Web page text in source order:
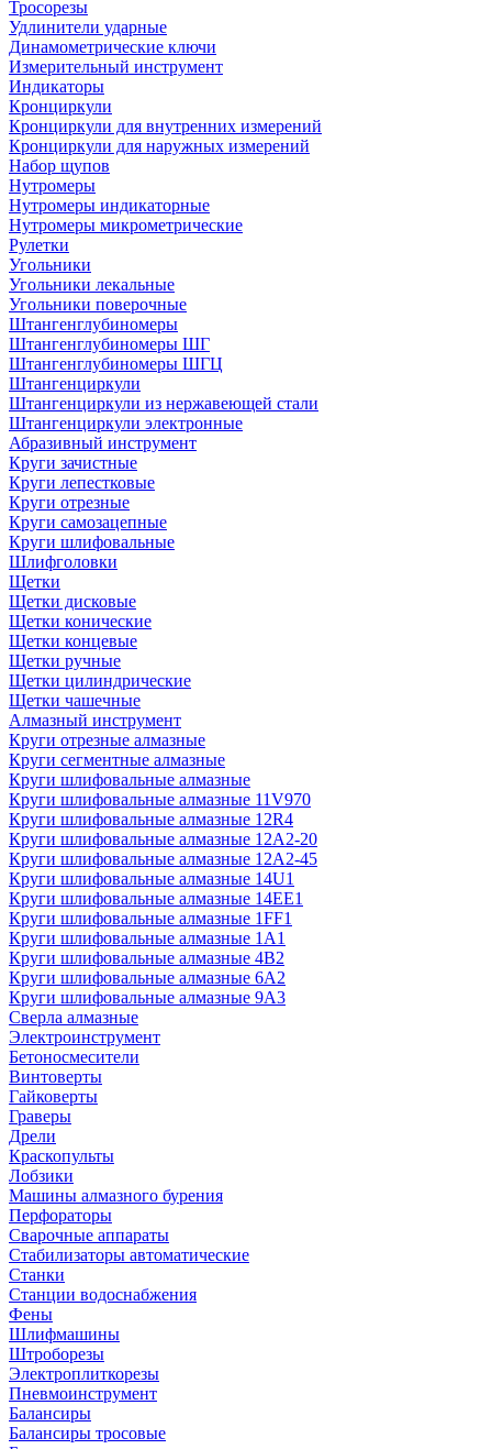
Тросорезы
Удлинители ударные
Динамометрические ключи
Измерительный инструмент
Индикаторы
Кронциркули
Кронциркули для внутренних измерений
Кронциркули для наружных измерений
Набор щупов
Нутромеры
Нутромеры индикаторные
Нутромеры микрометрические
Рулетки
Угольники
Угольники лекальные
Угольники поверочные
Штангенглубиномеры
Штангенглубиномеры ШГ
Штангенглубиномеры ШГЦ
Штангенциркули
Штангенциркули из нержавеющей стали
Штангенциркули электронные
Абразивный инструмент
Круги зачистные
Круги лепестковые
Круги отрезные
Круги самозацепные
Круги шлифовальные
Шлифголовки
Щетки
Щетки дисковые
Щетки конические
Щетки концевые
Щетки ручные
Щетки цилиндрические
Щетки чашечные
Алмазный инструмент
Круги отрезные алмазные
Круги сегментные алмазные
Круги шлифовальные алмазные
Круги шлифовальные алмазные 11V970
Круги шлифовальные алмазные 12R4
Круги шлифовальные алмазные 12А2-20
Круги шлифовальные алмазные 12А2-45
Круги шлифовальные алмазные 14U1
Круги шлифовальные алмазные 14ЕЕ1
Круги шлифовальные алмазные 1FF1
Круги шлифовальные алмазные 1А1
Круги шлифовальные алмазные 4В2
Круги шлифовальные алмазные 6A2
Круги шлифовальные алмазные 9А3
Сверла алмазные
Электроинструмент
Бетоносмесители
Винтоверты
Гайковерты
Граверы
Дрели
Краскопульты
Лобзики
Машины алмазного бурения
Перфораторы
Сварочные аппараты
Стабилизаторы автоматические
Станки
Станции водоснабжения
Фены
Шлифмашины
Штроборезы
Электроплиткорезы
Пневмоинструмент
Балансиры
Балансиры тросовые